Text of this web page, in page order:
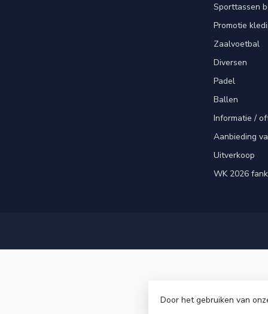
Sporttassen
Promotie
Zaalvoetbal
Diversen
Padel
Ballen
Informatie /
Aanbieding
Uitverkoop
WK 2026
Door het gebruiken van